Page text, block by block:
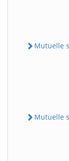
Mutuelle
Mutuelle